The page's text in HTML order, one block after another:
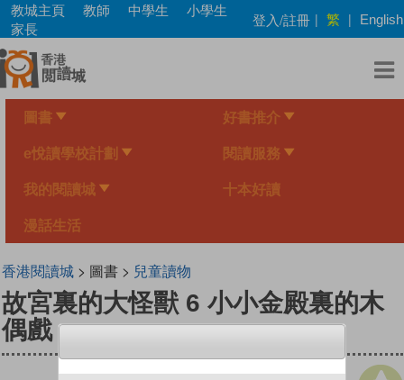
Skip
main
content
教城主頁 教師 中學生
小學生
家長
登入/註冊 | 繁 | English
圖書 好書推介
e悅讀學校計劃 閱讀服務
我的閱讀城 十本好讀
漫話生活
香港閱讀城> 圖書 > 兒童讀物
故宮裏的大怪獸 6 小小金殿裏的木
偶戲